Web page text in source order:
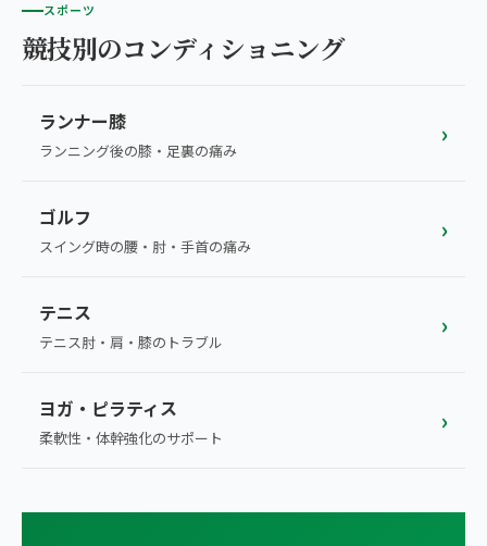
スポーツ
競技別のコンディショニング
ランナー膝
ランニング後の膝・足裏の痛み
›
ゴルフ
スイング時の腰・肘・手首の痛み
›
テニス
テニス肘・肩・膝のトラブル
›
ヨガ・ピラティス
柔軟性・体幹強化のサポート
›